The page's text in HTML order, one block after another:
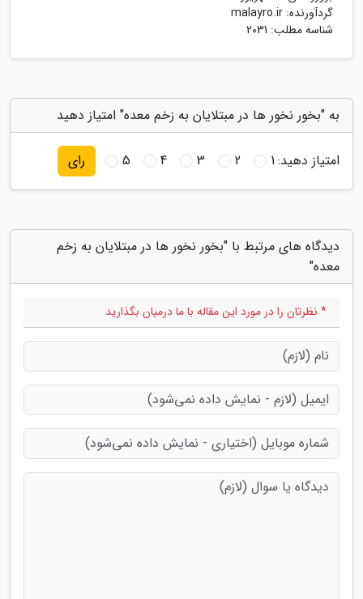
گردآورنده: malayro.ir
شناسه مطلب: 2031
به "بخور نخور ها در مبتلایان به زخم معده" امتیاز دهید
امتیاز دهید:1
2
3
4
5 رای
دیدگاه های مرتبط با "بخور نخور ها در مبتلایان به زخم
معده"
* نظرتان را در مورد این مقاله با ما درمیان بگذارید